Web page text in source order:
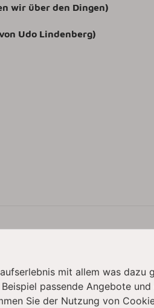
wir über den Dingen)
Udo Lindenberg)
Das intensive
die Lithographie nicht von
– rückseitig verklebten -
mit allem was dazu
passende Angebote
Sie der Nutzung von